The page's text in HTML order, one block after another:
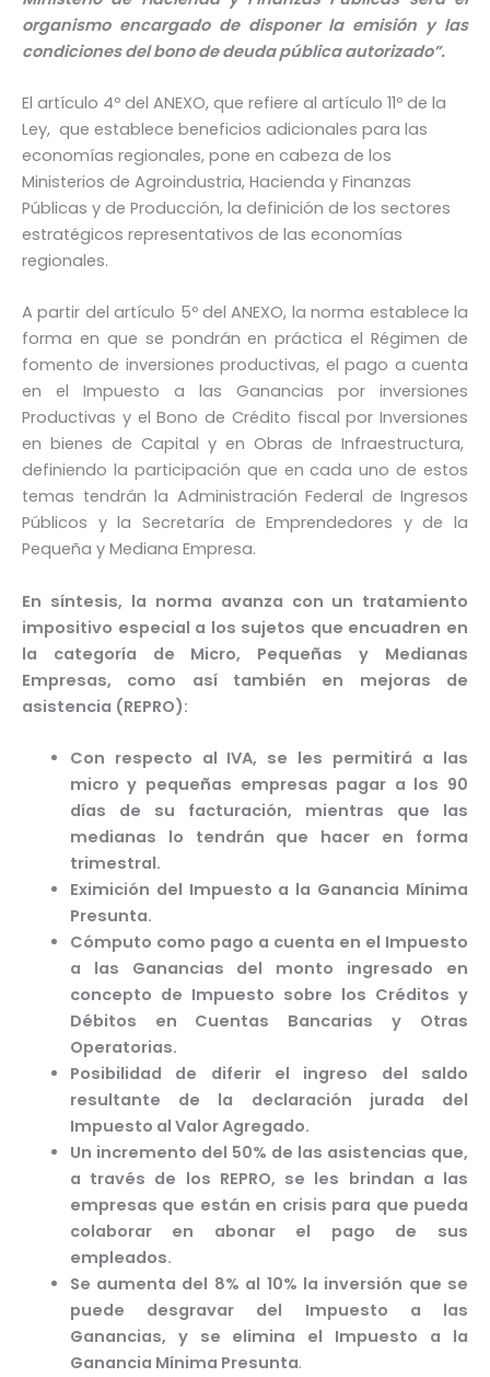
organismo encargado de disponer la emisión y las
condiciones del bono de deuda pública autorizado”.
El artículo 4º del ANEXO, que refiere al artículo 11º de la
Ley, que establece beneficios adicionales para las
economías regionales, pone en cabeza de los
Ministerios de Agroindustria, Hacienda y Finanzas
Públicas y de Producción, la definición de los sectores
estratégicos representativos de las economías
regionales.
A partir del artículo 5º del ANEXO, la norma establece la
forma en que se pondrán en práctica el Régimen de
fomento de inversiones productivas, el pago a cuenta
en el Impuesto a las Ganancias por inversiones
Productivas y el Bono de Crédito fiscal por Inversiones
en bienes de Capital y en Obras de Infraestructura,
definiendo la participación que en cada uno de estos
temas tendrán la Administración Federal de Ingresos
Públicos y la Secretaría de Emprendedores y de la
Pequeña y Mediana Empresa.
En síntesis, la norma avanza con un tratamiento
impositivo especial a los sujetos que encuadren en
la categoría de Micro, Pequeñas y Medianas
Empresas, como así también en mejoras de
asistencia (REPRO):
Con respecto al IVA, se les permitirá a las
micro y pequeñas empresas pagar a los 90
días de su facturación, mientras que las
medianas lo tendrán que hacer en forma
trimestral.
Eximición del Impuesto a la Ganancia Mínima
Presunta.
Cómputo como pago a cuenta en el Impuesto
a las Ganancias del monto ingresado en
concepto de Impuesto sobre los Créditos y
Débitos en Cuentas Bancarias y Otras
Operatorias.
Posibilidad de diferir el ingreso del saldo
resultante de la declaración jurada del
Impuesto al Valor Agregado.
Un incremento del 50% de las asistencias que,
a través de los REPRO, se les brindan a las
empresas que están en crisis para que pueda
colaborar en abonar el pago de sus
empleados.
Se aumenta del 8% al 10% la inversión que se
puede desgravar del Impuesto a las
Ganancias, y se elimina el Impuesto a la
Ganancia Mínima Presunta.